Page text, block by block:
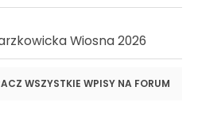
Wiosna 2026
WSZYSTKIE WPISY NA FORUM